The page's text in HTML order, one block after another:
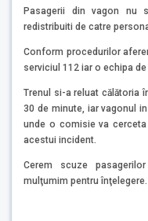
Pasagerii din vagon
redistribuiti de catre
Conform procedurilor
serviciul 112 iar o echipa
Trenul si-a reluat călătoria
30 de minute, iar vagonul
unde o comisie va
acestui incident.
Cerem scuze
mulţumim pentru înţelegere.